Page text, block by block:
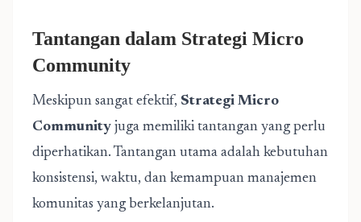
Tantangan dalam Strategi Micro
Community
Meskipun sangat efektif, Strategi Micro
Community juga memiliki tantangan yang perlu
diperhatikan. Tantangan utama adalah kebutuhan
konsistensi, waktu, dan kemampuan manajemen
komunitas yang berkelanjutan.